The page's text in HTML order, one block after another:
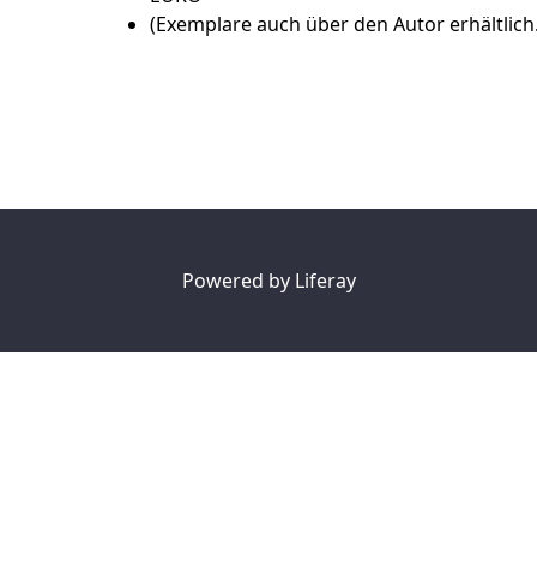
(Exemplare auch über den Autor
Powered by Liferay